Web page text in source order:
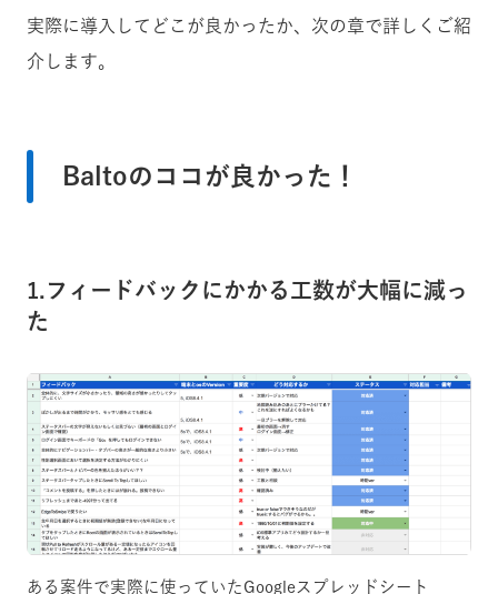
実際に導入してどこが良かったか、次の章で詳しくご紹
介します。
Baltoのココが良かった！
1.フィードバックにかかる工数が大幅に減っ
た
ある案件で実際に使っていたGoogleスプレッドシート